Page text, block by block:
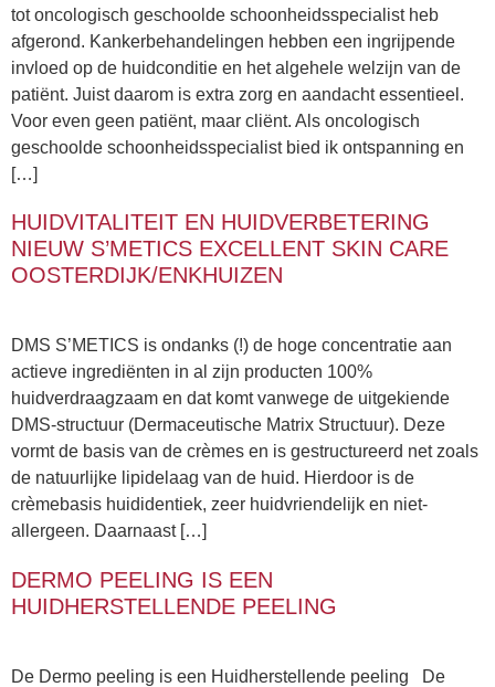
tot oncologisch geschoolde schoonheidsspecialist heb
afgerond. Kankerbehandelingen hebben een ingrijpende
invloed op de huidconditie en het algehele welzijn van de
patiënt. Juist daarom is extra zorg en aandacht essentieel.
Voor even geen patiënt, maar cliënt. Als oncologisch
geschoolde schoonheidsspecialist bied ik ontspanning en
[…]
HUIDVITALITEIT EN HUIDVERBETERING
NIEUW S’METICS EXCELLENT SKIN CARE
OOSTERDIJK/ENKHUIZEN
DMS S’METICS is ondanks (!) de hoge concentratie aan
actieve ingrediënten in al zijn producten 100%
huidverdraagzaam en dat komt vanwege de uitgekiende
DMS-structuur (Dermaceutische Matrix Structuur). Deze
vormt de basis van de crèmes en is gestructureerd net zoals
de natuurlijke lipidelaag van de huid. Hierdoor is de
crèmebasis huididentiek, zeer huidvriendelijk en niet-
allergeen. Daarnaast […]
DERMO PEELING IS EEN
HUIDHERSTELLENDE PEELING
De Dermo peeling is een Huidherstellende peeling De